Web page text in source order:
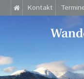
Kontakt